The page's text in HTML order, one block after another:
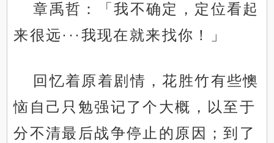
章禹哲：「我不确定，定位看起
来很远···我现在就来找你！」
回忆着原着剧情，花胜竹有些懊
恼自己只勉强记了个大概，以至于
分不清最后战争停止的原因；到了